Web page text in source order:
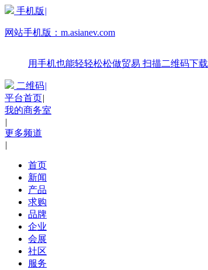
手机版 |
网站手机版： m.asianev.com
用手机也能轻轻松松做贸易 扫描二维码下载
二维码|
平台首页|
我的商务室
|
更多频道
|
首页
新闻
产品
求购
品牌
企业
会展
社区
服务